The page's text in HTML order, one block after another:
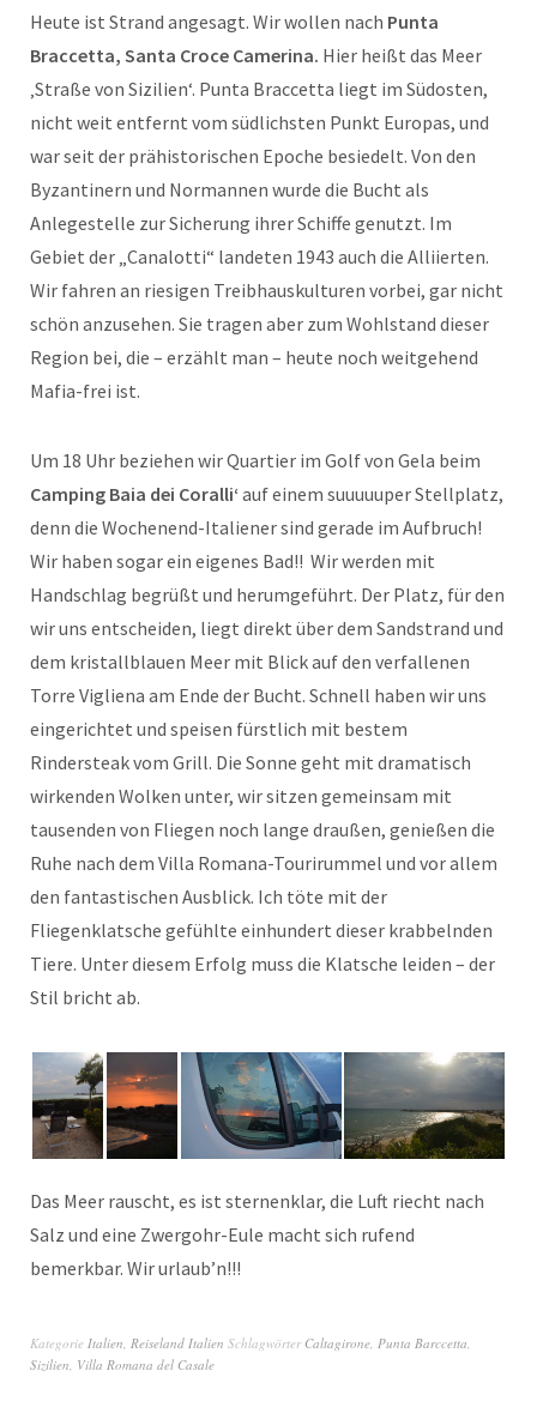
Heute ist Strand angesagt. Wir wollen nach Punta
Braccetta, Santa Croce Camerina. Hier heißt das Meer
‚Straße von Sizilien‘. Punta Braccetta liegt im Südosten,
nicht weit entfernt vom südlichsten Punkt Europas, und
war seit der prähistorischen Epoche besiedelt. Von den
Byzantinern und Normannen wurde die Bucht als
Anlegestelle zur Sicherung ihrer Schiffe genutzt. Im
Gebiet der „Canalotti“ landeten 1943 auch die Alliierten.
Wir fahren an riesigen Treibhauskulturen vorbei, gar nicht
schön anzusehen. Sie tragen aber zum Wohlstand dieser
Region bei, die – erzählt man – heute noch weitgehend
Mafia-frei ist.
Um 18 Uhr beziehen wir Quartier im Golf von Gela beim
Camping Baia dei Coralli‘ auf einem suuuuuper Stellplatz,
denn die Wochenend-Italiener sind gerade im Aufbruch!
Wir haben sogar ein eigenes Bad!! Wir werden mit
Handschlag begrüßt und herumgeführt. Der Platz, für den
wir uns entscheiden, liegt direkt über dem Sandstrand und
dem kristallblauen Meer mit Blick auf den verfallenen
Torre Vigliena am Ende der Bucht. Schnell haben wir uns
eingerichtet und speisen fürstlich mit bestem
Rindersteak vom Grill. Die Sonne geht mit dramatisch
wirkenden Wolken unter, wir sitzen gemeinsam mit
tausenden von Fliegen noch lange draußen, genießen die
Ruhe nach dem Villa Romana-Tourirummel und vor allem
den fantastischen Ausblick. Ich töte mit der
Fliegenklatsche gefühlte einhundert dieser krabbelnden
Tiere. Unter diesem Erfolg muss die Klatsche leiden – der
Stil bricht ab.
Das Meer rauscht, es ist sternenklar, die Luft riecht nach
Salz und eine Zwergohr-Eule macht sich rufend
bemerkbar. Wir urlaub’n!!!
Kategorie Italien, Reiseland Italien Schlagwörter Caltagirone, Punta Barccetta,
Sizilien, Villa Romana del Casale